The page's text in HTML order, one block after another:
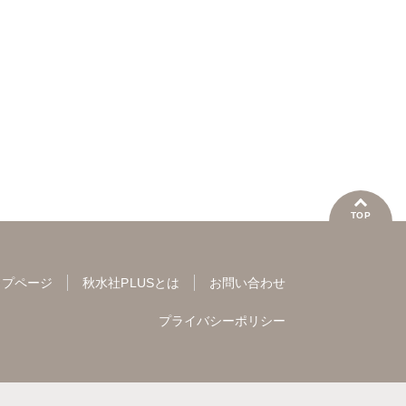
TOP
プページ 秋水社PLUSとは お問い合わせ
プライバシーポリシー